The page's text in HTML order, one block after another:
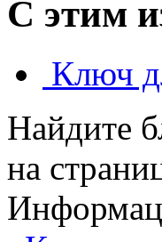
С этим
Ключ
Найдите
на